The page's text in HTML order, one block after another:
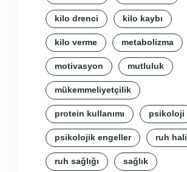
kilo drenci kilo kaybı
kilo verme metabolizma
motivasyon mutluluk
mükemmeliyetçilik
protein kullanımı psikoloji
psikolojik engeller ruh hali
ruh sağlığı sağlık